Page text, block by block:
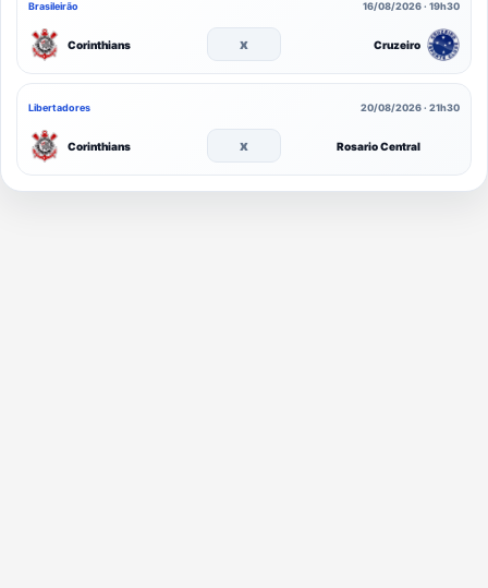
Brasileirão 16/08/2026 · 19h30
Corinthians x Cruzeiro
Libertadores 20/08/2026 · 21h30
Corinthians x Rosario Central